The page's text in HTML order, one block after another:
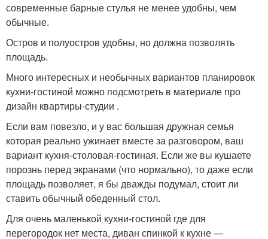
современные барные стулья не менее удобны, чем
обычные.
Остров и полуостров удобны, но должна позволять
площадь.
Много интересных и необычных вариантов планировок
кухни-гостиной можно подсмотреть в материале про
дизайн квартиры-студии .
Если вам повезло, и у вас большая дружная семья
которая реально ужинает вместе за разговором, ваш
вариант кухня-столовая-гостиная. Если же вы кушаете
порознь перед экранами (что нормально), то даже если
площадь позволяет, я бы дважды подумал, стоит ли
ставить обычный обеденный стол.
Для очень маленькой кухни-гостиной где для
перегородок нет места, диван спинкой к кухне —